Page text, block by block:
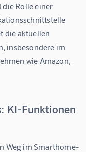
Rolle einer
die aktuellen
insbesondere im
wie Amazon,
KI-Funktionen
Weg im Smarthome-